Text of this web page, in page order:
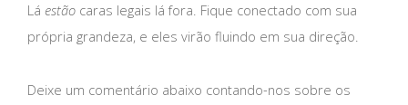
Lá estão caras legais lá fora. Fique conectado com sua
própria grandeza, e eles virão fluindo em sua direção.
Deixe um comentário abaixo contando-nos sobre os